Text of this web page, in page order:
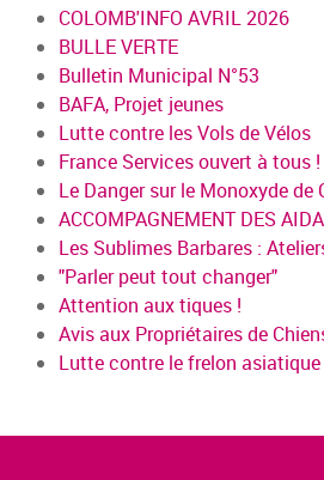
COLOMB'INFO AVRIL 2026
BULLE VERTE
Bulletin Municipal N°53
BAFA, Projet jeunes
Lutte contre les Vols de Vélos
France Services ouvert à tous !
Le Danger sur le Monoxyde de
ACCOMPAGNEMENT DES
Les Sublimes Barbares :
"Parler peut tout changer"
Attention aux tiques !
Avis aux Propriétaires de
Lutte contre le frelon asiatique